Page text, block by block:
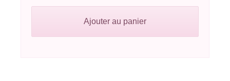
Ajouter au panier